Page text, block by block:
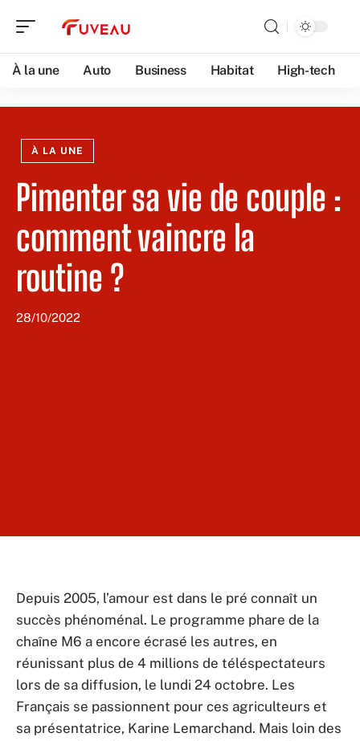
À la une Auto Business Habitat High-tech
À LA UNE
Pimenter sa vie de couple :
comment vaincre la
routine ?
28/10/2022
Depuis 2005, l’amour est dans le pré connaît un
succès phénoménal. Le programme phare de la
chaîne M6 a encore écrasé les autres, en
réunissant plus de 4 millions de téléspectateurs
lors de sa diffusion, le lundi 24 octobre. Les
Français se passionnent pour ces agriculteurs et
sa présentatrice, Karine Lemarchand. Mais loin des